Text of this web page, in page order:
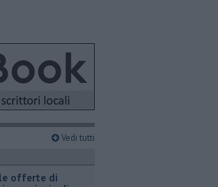
Vedi tutti
offerte di